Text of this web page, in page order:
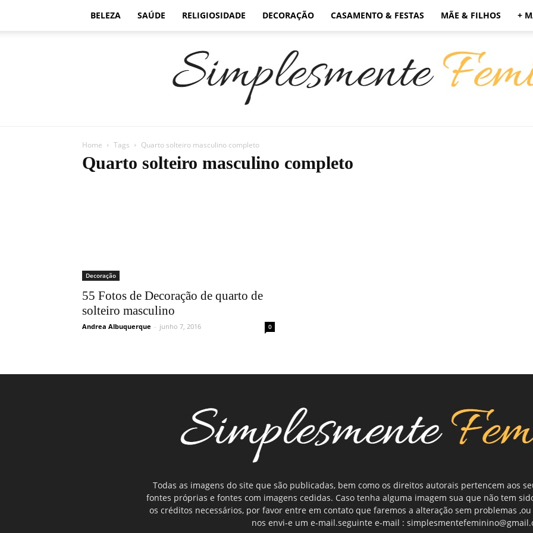
BELEZA SAÚDE RELIGIOSIDADE DECORAÇÃO CASAMENTO & FESTAS MÃE & FILHOS +
Home Tags Quarto solteiro masculino completo
Quarto solteiro masculino completo
Decoração
55 Fotos de Decoração de quarto de
solteiro masculino
Andrea Albuquerque - junho 7, 2016 0
Todas as imagens do site que são publicadas, bem como os direitos autorais pertencem aos
fontes próprias e fontes com imagens cedidas. Caso tenha alguma imagem sua que não tem
os créditos necessários, por favor entre em contato que faremos a alteração sem problemas
nos envi-e um e-mail.seguinte e-mail :